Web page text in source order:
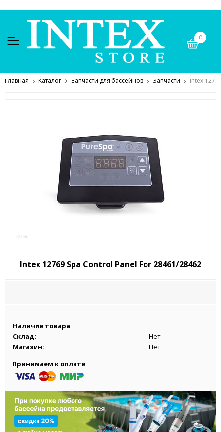
0
Главная Каталог Запчасти для бассейнов Запчасти Intex
Intex 12769 Spa Control Panel For 28461/28462
Наличие товара
Склад:
Нет
Магазин:
Нет
Принимаем к оплате